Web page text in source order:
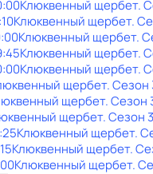
Клюквенный щербет.
Клюквенный щербет.
Клюквенный щербет.
Клюквенный щербет.
Клюквенный щербет.
щербет. Сезон
щербет. Сезон
щербет. Сезон 3
Клюквенный щербет.
Клюквенный щербет.
Клюквенный щербет.